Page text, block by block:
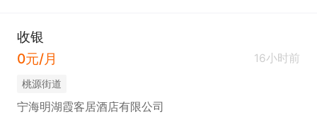
收银
0元/月
16小时前
桃源街道
宁海明湖霞客居酒店有限公司